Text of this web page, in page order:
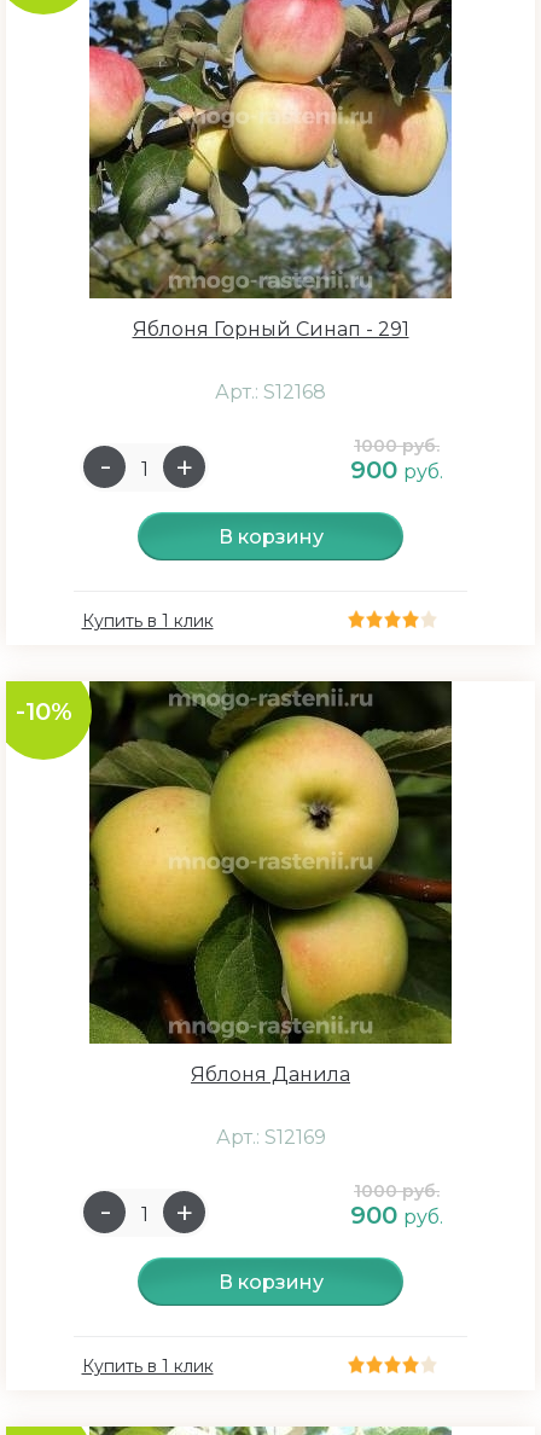
Яблоня Горный Синап - 291
Арт.: S12168
1000 руб.
900 руб.
В корзину
Купить в 1 клик
-10%
Яблоня Данила
Арт.: S12169
1000 руб.
900 руб.
В корзину
Купить в 1 клик